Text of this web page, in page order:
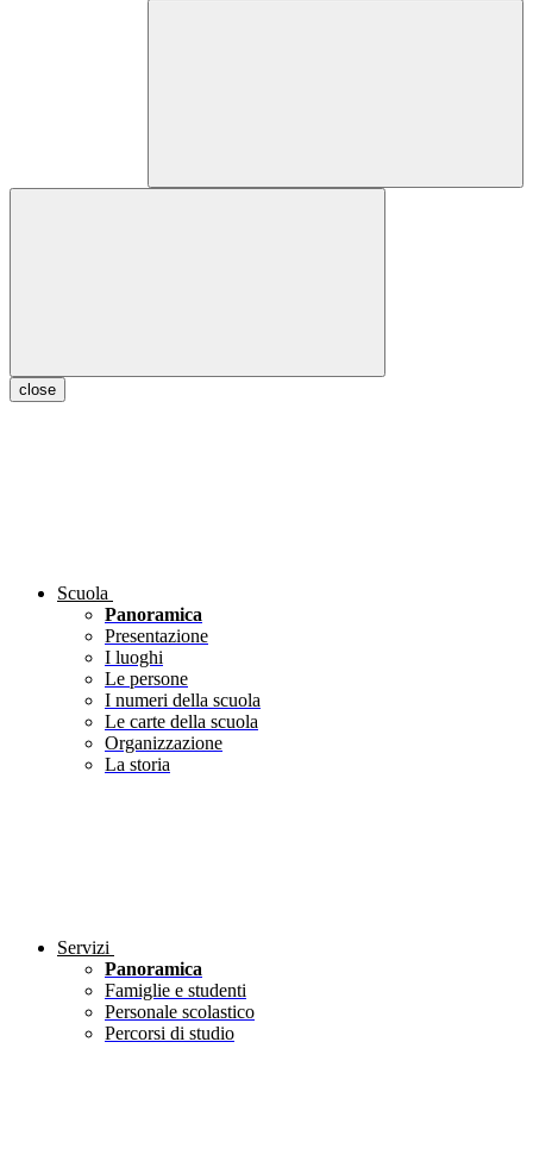
close
Scuola
Panoramica
Presentazione
I luoghi
Le persone
I numeri della scuola
Le carte della scuola
Organizzazione
La storia
Servizi
Panoramica
Famiglie e studenti
Personale scolastico
Percorsi di studio